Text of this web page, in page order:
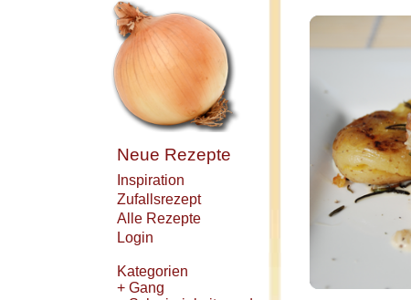
Neue Rezepte
Inspiration
Zufallsrezept
Alle Rezepte
Login
Kategorien
+ Gang